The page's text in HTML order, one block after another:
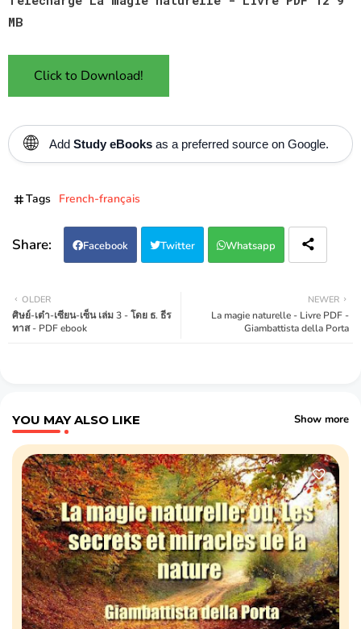
MB
Click to Download!
🌐 Add Study eBooks as a preferred source on Google.
Tags French-français
Facebook Twitter Whatsapp
NEWER
La magie naturelle - Livre PDF -
Giambattista della Porta
OLDER
ศิษย์-เต๋า-เซียน-เซ็น เล่ม 3 - โดย ธ. ธีร
ทาส - PDF ebook
YOU MAY ALSO LIKE Show more